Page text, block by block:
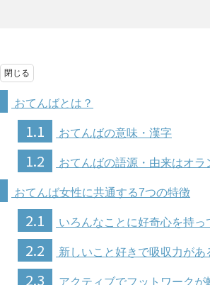
おてんばとは？
1.1 おてんばの意味・漢字
1.2 おてんばの語源・由来はオラ
おてんば女性に共通する7つの特徴
2.1 いろんなことに好奇心を持っ
2.2 新しいこと好きで吸収力があ
2.3 アクティブでフットワークが